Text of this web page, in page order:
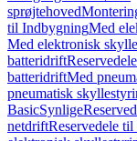
sprøjtehoved
til IndbygningMed
Med elektronisk
batteridrift
batteridriftMed
pneumatisk
BasicSynlige
netdriftReservedele